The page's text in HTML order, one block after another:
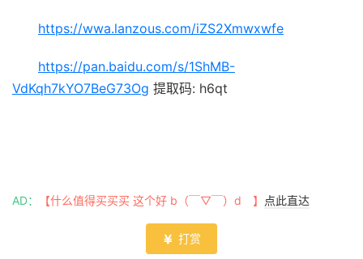
https://wwa.lanzous.com/iZS2Xmwxwfe
https://pan.baidu.com/s/1ShMB-
VdKqh7kYO7BeG73Og 提取码: h6qt
AD： 【什么值得买买买 这个好 b（￣▽￣）d 】 点此直达
 打赏